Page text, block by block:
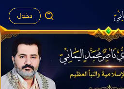
دخول